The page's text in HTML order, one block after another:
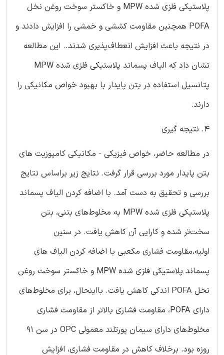
پلاستیکی فلزی شده MPW و خاکستر سوخت روغن نخل
POFA همچنین مقاومت کششی و خمشی را افزایش دادند و
در نتیجه باعث افزایش انعطاف‌پذیری شدند.. این مطالعه
نشان داد که الیاف پسماند پلاستیکی فلزی شده MPW
پتانسیل استفاده در بتن پایدار با بهبود خواص مکانیکی را
دارند.
4. نتیجه گیری
در مطالعه حاضر، خواص فیزیکی - مکانیکی کامپوزیت های
بتن پایدار مورد بررسی قرار گرفت. نتایج زیر براساس نتایج
بررسی و تحقیق به دست آمد. با اضافه کردن الیاف پسماند
پلاستیکی فلزی شده MPW به مخلوط‌های بتنی، بتن
سخت‌تر شده و کارایی آن کاهش یافت. در سنین
اولیه،مقاومت فشاری مکعبی با اضافه کردن الیاف های
پسماند پلاستیکی فلزی شده MPW و خاکستر سوخت روغن
نخل POFA اندکی کاهش یافت. بااینحال، برای مخلوط‌های
دارای POFA، مقاومت فشاری بالاتر از مقاومت فشاری
مخلوط‌های دارای سیمان پورتلند معمولی OPC در سن ۹۱
روزه بود. برخلاف کاهش در مقاومت فشاری، افزایش